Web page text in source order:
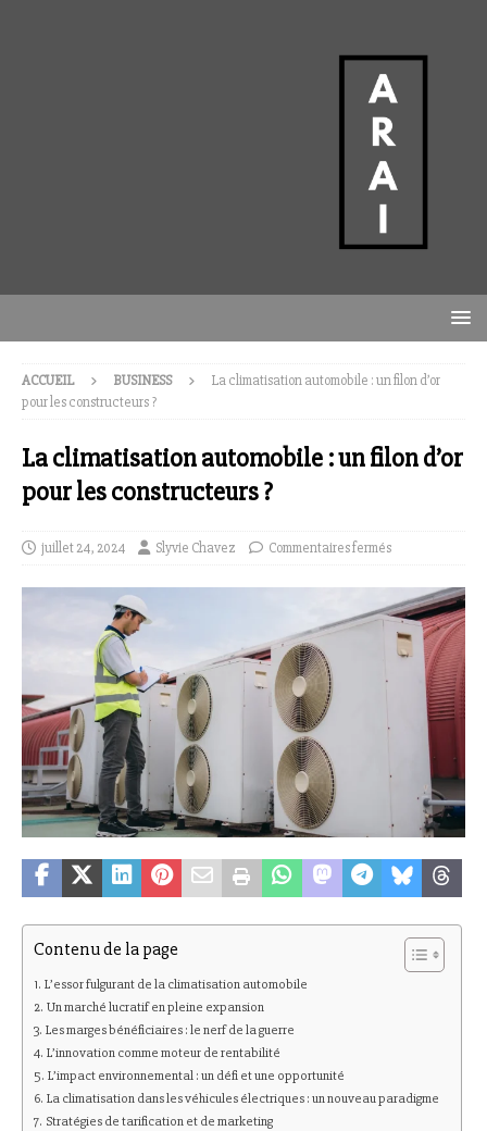
ACCUEIL BUSINESS
La climatisation automobile : un filon d’or
pour les constructeurs ?
La climatisation automobile : un filon d’or
pour les constructeurs ?
juillet 24, 2024 Slyvie Chavez Commentaires fermés
Contenu de la page
L’essor fulgurant de la climatisation automobile
Un marché lucratif en pleine expansion
Les marges bénéficiaires : le nerf de la guerre
L’innovation comme moteur de rentabilité
L’impact environnemental : un défi et une opportunité
La climatisation dans les véhicules électriques : un nouveau paradigme
Stratégies de tarification et de marketing